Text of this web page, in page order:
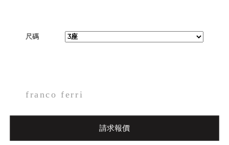
尺碼
franco ferri